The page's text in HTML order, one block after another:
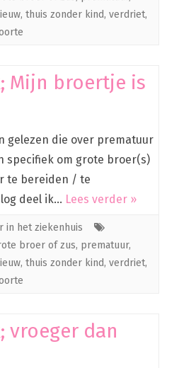
, thuis zonder kind, verdriet,
Mijn broertje is
gelezen die over prematuur
specifiek om grote broer(s)
te bereiden / te
deel ik… Lees verder »
in het ziekenhuis
broer of zus, prematuur,
, thuis zonder kind, verdriet,
vroeger dan